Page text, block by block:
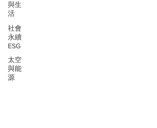
與生
活
社會
永續
ESG
太空
與能
源